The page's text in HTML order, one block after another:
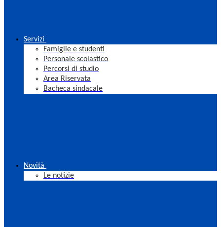
Servizi
Famiglie e studenti
Personale scolastico
Percorsi di studio
Area Riservata
Bacheca sindacale
Novità
Le notizie